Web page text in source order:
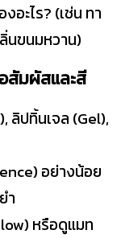
อะไร? (เช่น ทา
นขนมหวาน)
สัมผัสและสี
ลิปทิ้นเจล (Gel),
อย่างน้อย
ำ
หรือดูแมท